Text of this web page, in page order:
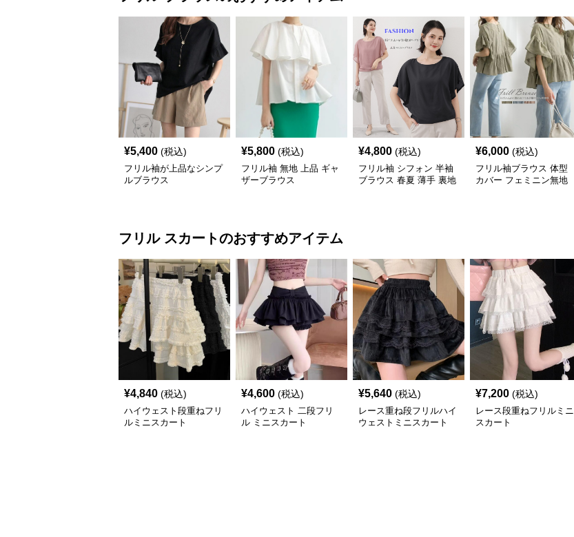
¥5,400 (税込)
フリル袖が上品なシンプ
ルブラウス
¥5,800 (税込)
フリル袖 無地 上品 ギャ
ザーブラウス
¥4,800 (税込)
フリル袖 シフォン 半袖
ブラウス 春夏 薄手 裏地
¥6,000 (税込)
フリル袖ブラウス 体型
カバー フェミニン無地
フリル スカートのおすすめアイテム
¥4,840 (税込)
ハイウェスト段重ねフリ
ルミニスカート
¥4,600 (税込)
ハイウェスト 二段フリ
ル ミニスカート
¥5,640 (税込)
レース重ね段フリルハイ
ウェストミニスカート
¥7,200 (税込)
レース段重ねフリルミニ
スカート